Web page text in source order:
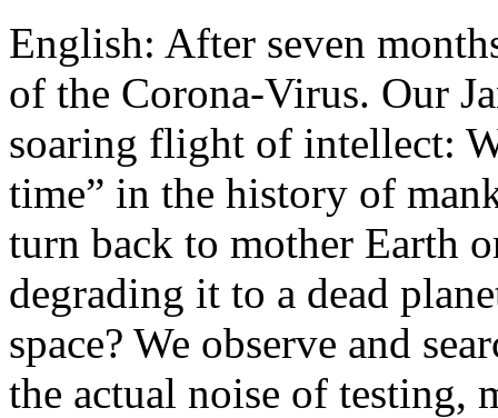
English: After seven
of the Corona-Virus. Our
soaring flight of intellect:
time” in the history of
turn back to mother Earth
degrading it to a dead
space? We observe and
the actual noise of testing,